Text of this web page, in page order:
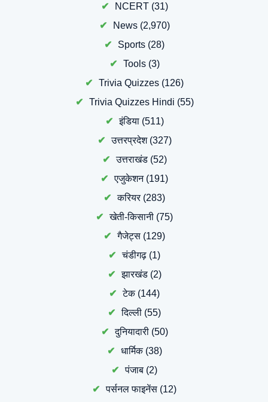
NCERT(31)
News(2,970)
Sports (28)
Tools(3)
Trivia Quizzes (126)
Trivia Quizzes Hindi (55)
इंडिया(511)
उत्तरप्रदेश(327)
उत्तराखंड(52)
एजुकेशन(191)
करियर(283)
खेती-किसानी (75)
गैजेट्स (129)
चंडीगढ़ (1)
झारखंड(2)
टेक(144)
दिल्ली (55)
दुनियादारी(50)
धार्मिक(38)
पंजाब (2)
पर्सनल फाइनेंस (12)